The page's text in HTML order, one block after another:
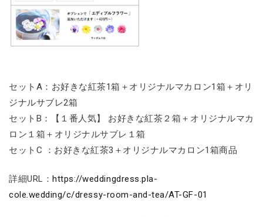
セットA：お好きな紅茶1箱＋オリジナルマカロン1箱＋オリ
ジナルサブレ2箱
セットB：【１番人気】 お好きな紅茶２箱＋オリジナルマカ
ロン１箱＋オリジナルサブレ１箱
セットC ：お好きな紅茶3＋オリジナルマカロン1箱商品
詳細URL：https://weddingdress.pla-
cole.wedding/c/dressy-room-and-tea/AT-GF-01